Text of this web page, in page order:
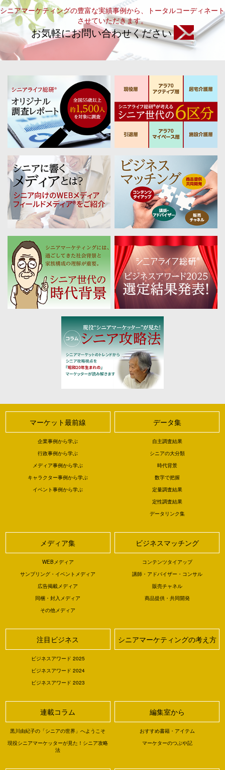
シニアマーケティングの豊富な実績事例から、トータルコーディネート
させていただきます。
お気軽にお問い合わせください
マーケット最前線
企業事例から学ぶ
行政事例から学ぶ
メディア事例から学ぶ
キャラクター事例から学ぶ
イベント事例から学ぶ
データ集
自主調査結果
シニアの大分類
時代背景
数字で把握
定量調査結果
定性調査結果
データリンク集
メディア集
WEBメディア
サンプリング・イベントメディア
広告掲載メディア
同梱・封入メディア
その他メディア
ビジネスマッチング
コンテンツタイアップ
講師・アドバイザー・コンサル
販売チャネル
商品提供・共同開発
注目ビジネス
ビジネスアワード 2025
ビジネスアワード 2024
ビジネスアワード 2023
シニアマーケティングの考え方
連載コラム
黒川由紀子の「シニアの世界」へようこそ
現役シニアマーケッターが見た！シニア攻略
法
編集室から
おすすめ書籍・アイテム
マーケターのつぶや記